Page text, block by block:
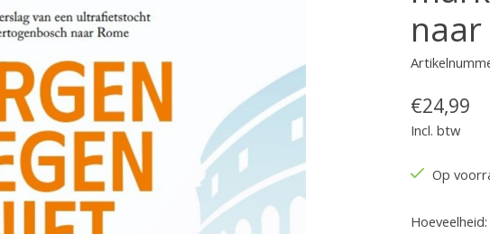
naar
€24,99
Incl. btw
Op
Hoeveelheid: